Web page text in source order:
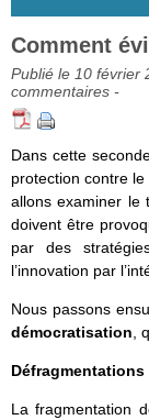
Comment
Publié le 10 février
commentaires -
Dans cette
protection contre le
allons examiner le
doivent être
par des
l’innovation par
Nous passons
démocratisation ,
Défragmentations
La fragmentation